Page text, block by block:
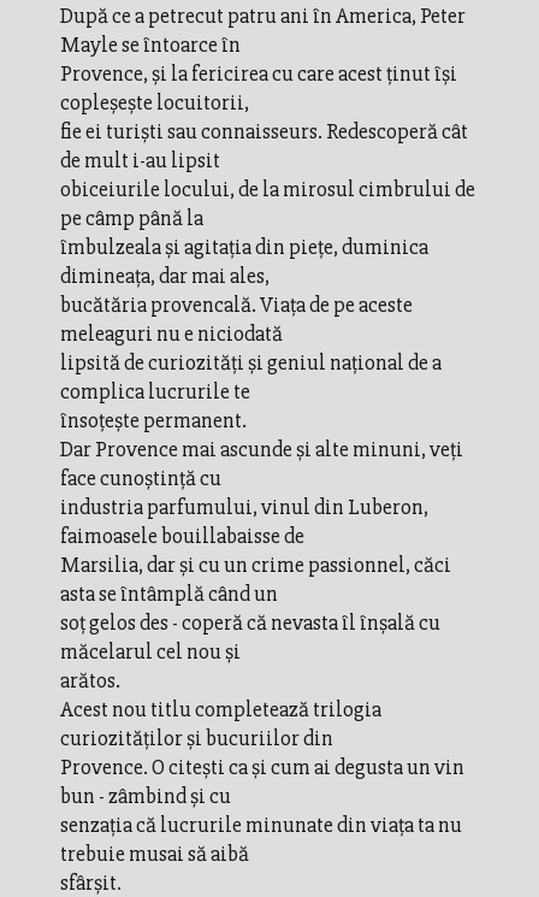
După ce a petrecut patru ani în America, Peter
Mayle se întoarce în
Provence, şi la fericirea cu care acest ţinut îşi
copleşeşte locuitorii,
fie ei turişti sau connaisseurs. Redescoperă cât
de mult i-au lipsit
obiceiurile locului, de la mirosul cimbrului de
pe câmp până la
îmbulzeala şi agitaţia din pieţe, duminica
dimineaţa, dar mai ales,
bucătăria provencală. Viaţa de pe aceste
meleaguri nu e niciodată
lipsită de curiozităţi şi geniul naţional de a
complica lucrurile te
însoţeşte permanent.
Dar Provence mai ascunde şi alte minuni, veţi
face cunoştinţă cu
industria parfumului, vinul din Luberon,
faimoasele bouillabaisse de
Marsilia, dar şi cu un crime passionnel, căci
asta se întâmplă când un
soţ gelos des - coperă că nevasta îl înşală cu
măcelarul cel nou şi
arătos.
Acest nou titlu completează trilogia
curiozităţilor şi bucuriilor din
Provence. O citeşti ca şi cum ai degusta un vin
bun - zâmbind şi cu
senzaţia că lucrurile minunate din viaţa ta nu
trebuie musai să aibă
sfârşit.